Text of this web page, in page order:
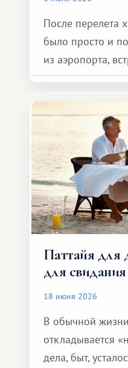
После перелета
было просто и
из аэропорта,
представителя
и спокойно
Паттайя для
для свидания
18 июня 2026
В обычной
откладывается
дела, быт,